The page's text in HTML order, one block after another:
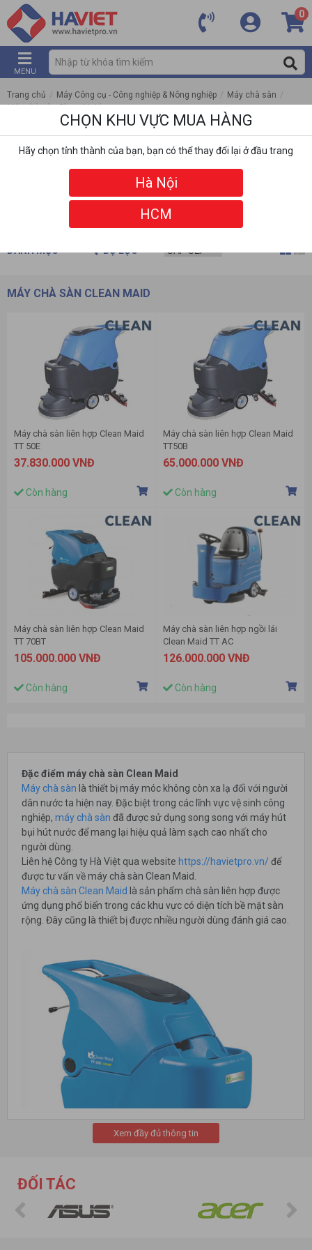
0
MENU
Trang chủ / Máy Công cụ - Công nghiệp & Nông nghiệp / Máy chà sàn /
Máy chà sàn Clean Maid
DANH MỤC BỘ LỌC
MÁY CHÀ SÀN CLEAN MAID
Máy chà sàn liên hợp Clean Maid
TT 50E
37.830.000 VNĐ
Còn hàng
Máy chà sàn liên hợp Clean Maid
TT50B
65.000.000 VNĐ
Còn hàng
Máy chà sàn liên hợp Clean Maid
TT 70BT
105.000.000 VNĐ
Còn hàng
Máy chà sàn liên hợp ngồi lái
Clean Maid TT AC
126.000.000 VNĐ
Còn hàng
Đặc điểm máy chà sàn Clean Maid
Máy chà sàn là thiết bị máy móc không còn xa lạ đối với người
dân nước ta hiện nay. Đặc biệt trong các lĩnh vực vệ sinh công
nghiệp, máy chà sàn đã được sử dụng song song với máy hút
bụi hút nước để mang lại hiệu quả làm sạch cao nhất cho
người dùng.
Liên hệ Công ty Hà Việt qua website https://havietpro.vn/ để
được tư vấn về máy chà sàn Clean Maid.
Máy chà sàn Clean Maid là sản phẩm chà sàn liên hợp được
ứng dụng phổ biến trong các khu vực có diện tích bề mặt sàn
rộng. Đây cũng là thiết bị được nhiều người dùng đánh giá cao.
Xem đầy đủ thông tin
ĐỐI TÁC
CHỌN KHU VỰC MUA HÀNG
Hãy chọn tỉnh thành của bạn, bạn có thể thay đổi lại ở đầu trang
Hà Nội
HCM